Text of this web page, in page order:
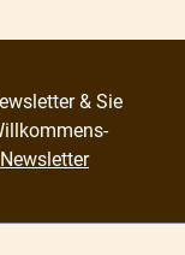
& Sie
Newsletter